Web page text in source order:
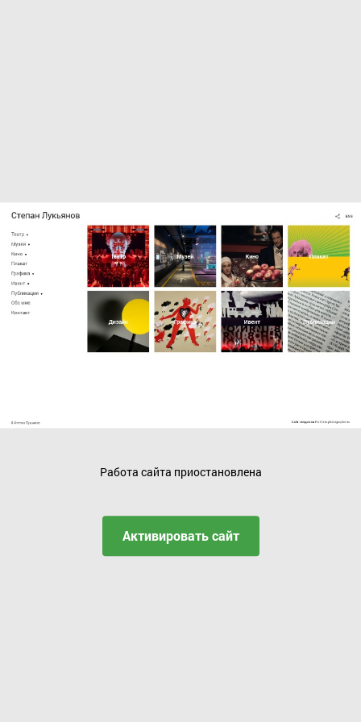
Работа сайта приостановлена
Активировать сайт